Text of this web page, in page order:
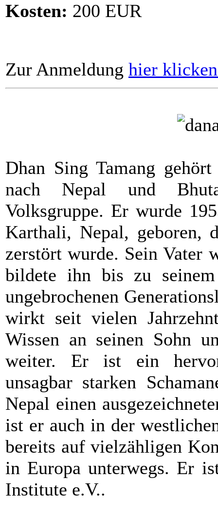
Kosten: 200 EUR
Zur Anmeldung hier
Dhan Sing Tamang
nach Nepal und
Volksgruppe. Er wurde
Karthali, Nepal, geboren,
zerstört wurde. Sein Vater
bildete ihn bis zu
ungebrochenen
wirkt seit vielen
Wissen an seinen Sohn
weiter. Er ist ein
unsagbar starken
Nepal einen
ist er auch in der
bereits auf vielzähligen
in Europa unterwegs. Er
Institute e.V..